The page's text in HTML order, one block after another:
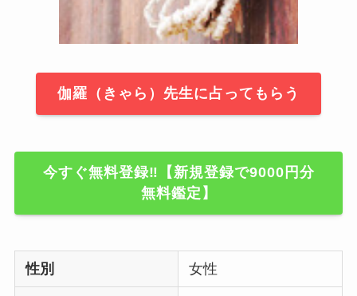
伽羅（きゃら）先生に占ってもらう
今すぐ無料登録‼【新規登録で9000円分
無料鑑定】
性別 女性